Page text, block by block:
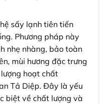
sấy lạnh tiên tiến
Phương pháp này
nhẹ nhàng, bảo toàn
mùi hương đặc trưng
hoạt chất
Tả Diệp. Đây là yếu
biệt về chất lượng và